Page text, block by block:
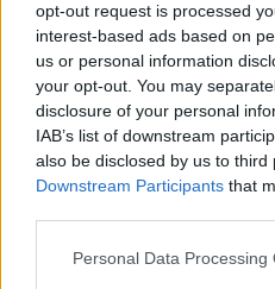
opt-out request is processed
interest-based ads based on
us or personal information
your opt-out. You may
disclosure of your personal
IAB’s list of downstream
also be disclosed by us to third
Downstream Participants that
Personal Data Processing
Visi, bent kiek pabuvę
jog čia yra gera aura“,
Anykščiai Kalėdų eglė
Rodyti daugiau žymių
Komentuoti po šiuo